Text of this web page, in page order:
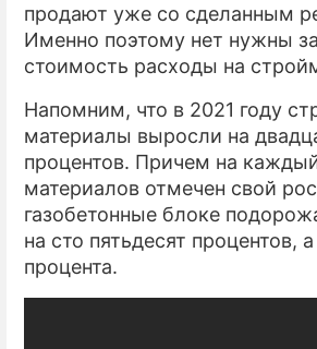
продают уже со сделанным
Именно поэтому нет нужны
стоимость расходы на
Напомним, что в 2021 году
материалы выросли на
процентов. Причем на
материалов отмечен свой
газобетонные блоке
на сто пятьдесят процентов,
процента.